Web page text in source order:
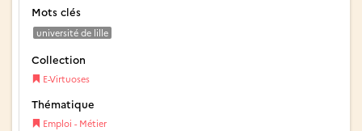
Mots clés
université de lille
Collection
E-Virtuoses
Thématique
Emploi - Métier